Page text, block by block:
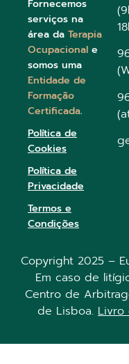
Fornecemos
serviços na
área da Terapia
Ocupacional e
somos uma
Entidade de
Formação
Certificada.
Política de
Cookies
Política de
Privacidade
Termos e
Condições
Copyright 2025 –
Em caso de
Centro de
de Lisboa. Livro